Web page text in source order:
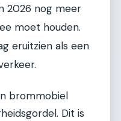
2026 nog meer
moet houden.
eruitzien als een
brommobiel
Dit is